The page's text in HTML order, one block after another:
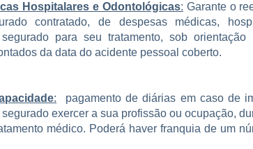
Hospitalares e Odontológicas: Garante o
contratado, de despesas médicas,
para seu tratamento, sob
da data do acidente pessoal coberto.
: pagamento de diárias em caso de
exercer a sua profissão ou ocupação,
médico. Poderá haver franquia de um